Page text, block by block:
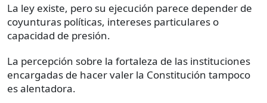
La ley existe, pero su ejecución parece depender de
coyunturas políticas, intereses particulares o
capacidad de presión.
La percepción sobre la fortaleza de las instituciones
encargadas de hacer valer la Constitución tampoco
es alentadora.